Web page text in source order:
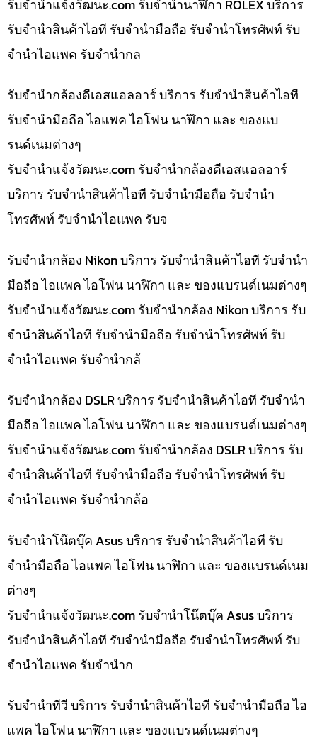
รับจํานําแจ้งวัฒนะ.com รับจำนำนาฬิกา ROLEX บริการ
รับจำนำสินค้าไอที รับจำนำมือถือ รับจำนำโทรศัพท์ รับ
จำนำไอแพค รับจำนำกล
รับจำนำกล้องดีเอสแอลอาร์ บริการ รับจำนำสินค้าไอที
รับจำนำมือถือ ไอแพค ไอโฟน นาฬิกา และ ของแบ
รนด์เนมต่างๆ
รับจํานําแจ้งวัฒนะ.com รับจำนำกล้องดีเอสแอลอาร์
บริการ รับจำนำสินค้าไอที รับจำนำมือถือ รับจำนำ
โทรศัพท์ รับจำนำไอแพค รับจ
รับจำนำกล้อง Nikon บริการ รับจำนำสินค้าไอที รับจำนำ
มือถือ ไอแพค ไอโฟน นาฬิกา และ ของแบรนด์เนมต่างๆ
รับจํานําแจ้งวัฒนะ.com รับจำนำกล้อง Nikon บริการ รับ
จำนำสินค้าไอที รับจำนำมือถือ รับจำนำโทรศัพท์ รับ
จำนำไอแพค รับจำนำกล้
รับจำนำกล้อง DSLR บริการ รับจำนำสินค้าไอที รับจำนำ
มือถือ ไอแพค ไอโฟน นาฬิกา และ ของแบรนด์เนมต่างๆ
รับจํานําแจ้งวัฒนะ.com รับจำนำกล้อง DSLR บริการ รับ
จำนำสินค้าไอที รับจำนำมือถือ รับจำนำโทรศัพท์ รับ
จำนำไอแพค รับจำนำกล้อ
รับจำนำโน๊ตบุ๊ค Asus บริการ รับจำนำสินค้าไอที รับ
จำนำมือถือ ไอแพค ไอโฟน นาฬิกา และ ของแบรนด์เนม
ต่างๆ
รับจํานําแจ้งวัฒนะ.com รับจำนำโน๊ตบุ๊ค Asus บริการ
รับจำนำสินค้าไอที รับจำนำมือถือ รับจำนำโทรศัพท์ รับ
จำนำไอแพค รับจำนำก
รับจำนำทีวี บริการ รับจำนำสินค้าไอที รับจำนำมือถือ ไอ
แพค ไอโฟน นาฬิกา และ ของแบรนด์เนมต่างๆ